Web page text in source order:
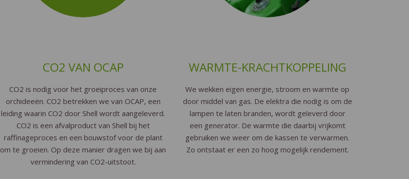
CO2 VAN OCAP
CO2 is nodig voor het groeiproces van onze
orchideeën. CO2 betrekken we van OCAP, een
leiding waarin CO2 door Shell wordt aangeleverd.
CO2 is een afvalproduct van Shell bij het
raffinageproces en een bouwstof voor de plant
om te groeien. Op deze manier dragen we bij aan
vermindering van CO2-uitstoot.
WARMTE-KRACHTKOPPELING
We wekken eigen energie, stroom en warmte op
door middel van gas. De elektra die nodig is om de
lampen te laten branden, wordt geleverd door
een generator. De warmte die daarbij vrijkomt
gebruiken we weer om de kassen te verwarmen.
Zo ontstaat er een zo hoog mogelijk rendement.